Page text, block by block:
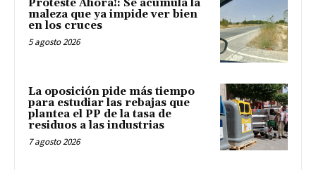
Proteste Ahora!: Se acumula la
maleza que ya impide ver bien
en los cruces
5 agosto 2026
La oposición pide más tiempo
para estudiar las rebajas que
plantea el PP de la tasa de
residuos a las industrias
7 agosto 2026